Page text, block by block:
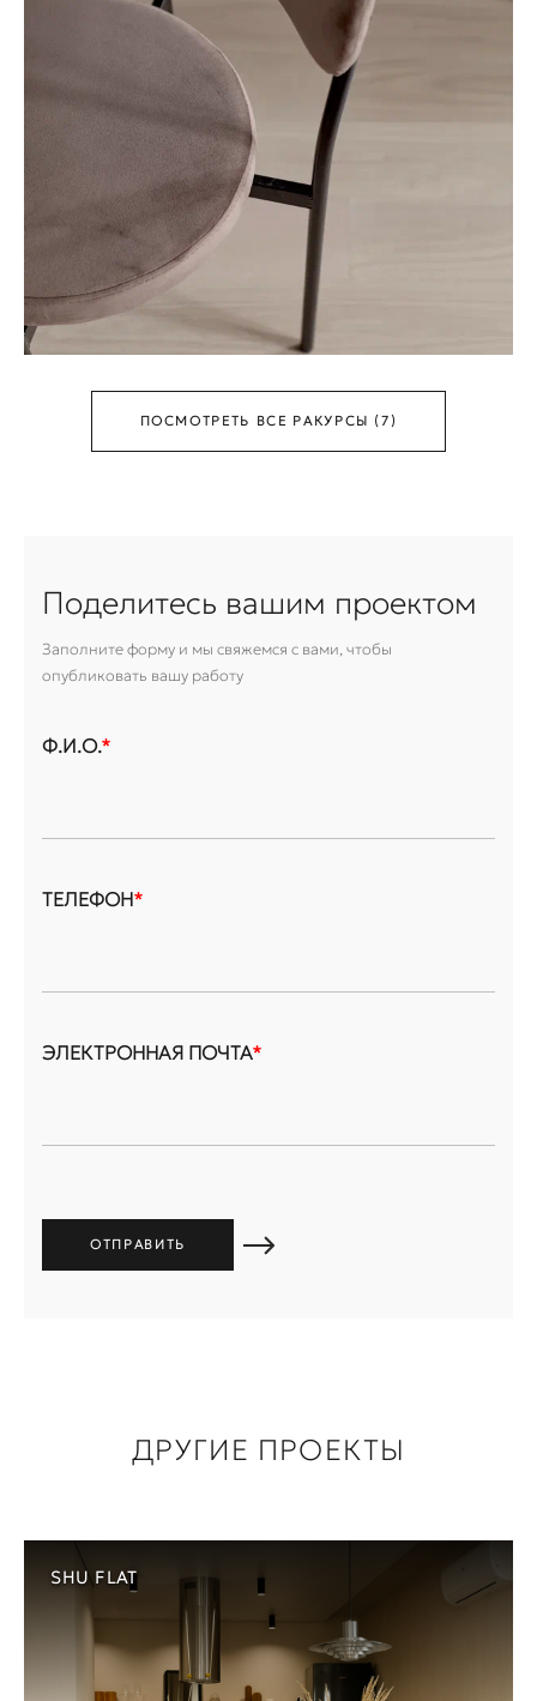
ПОСМОТРЕТЬ ВСЕ РАКУРСЫ (7)
Поделитесь вашим проектом
Заполните форму и мы свяжемся с вами, чтобы
опубликовать вашу работу
Ф.И.О.*
ТЕЛЕФОН*
ЭЛЕКТРОННАЯ ПОЧТА*
ДРУГИЕ ПРОЕКТЫ
SHU FLAT